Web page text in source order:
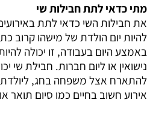
מתי כדאי לתת חבילות שי
את חבילות השי כדאי לתת
להיות יום הולדת של מישהו קרוב
באמצע היום בעבודה, זו יכולה
נישואין או ליום חברות. חבילת שי
להתארח אצל משפחה בחג, ליולדת
אירוע חשוב בחיים כמו סיום תואר